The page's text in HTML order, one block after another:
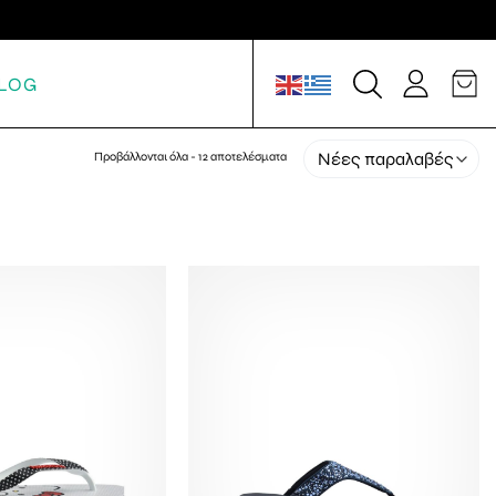
Προβάλλονται όλα - 12 αποτελέσματα